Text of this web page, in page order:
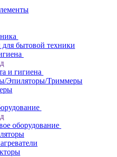
бытовой техники
и гигиена
Эпиляторы/Триммеры
оборудование